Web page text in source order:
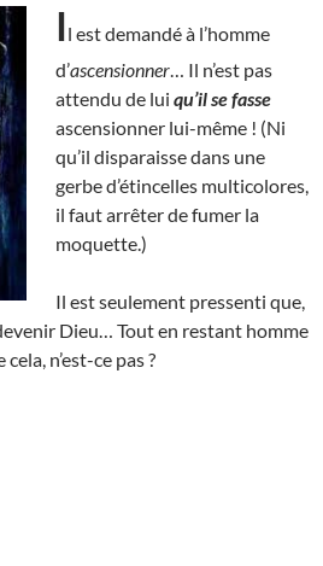
Il est demandé à l’homme
d’ascensionner … Il n’est pas
attendu de lui qu’il se fasse
ascensionner lui-même ! (Ni
qu’il disparaisse dans une
gerbe d’étincelles multicolores,
il faut arrêter de fumer la
moquette.)
Il est seulement pressenti que,
Dieu… Tout en restant homme
n’est-ce pas ?